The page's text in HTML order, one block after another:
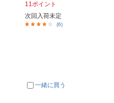
11ポイント
次回入荷未定
(6)
一緒に買う